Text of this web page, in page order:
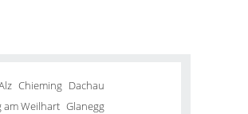
Chieming Dachau
am Weilhart Glanegg